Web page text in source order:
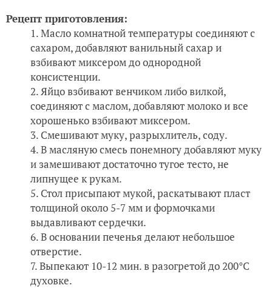
Рецепт приготовления:
Масло комнатной температуры соединяют с
сахаром, добавляют ванильный сахар и
взбивают миксером до однородной
консистенции.
Яйцо взбивают венчиком либо вилкой,
соединяют с маслом, добавляют молоко и все
хорошенько взбивают миксером.
Смешивают муку, разрыхлитель, соду.
В масляную смесь понемногу добавляют муку
и замешивают достаточно тугое тесто, не
липнущее к рукам.
Стол присыпают мукой, раскатывают пласт
толщиной около 5-7 мм и формочками
выдавливают сердечки.
В основании печенья делают небольшое
отверстие.
Выпекают 10-12 мин. в разогретой до 200°C
духовке.